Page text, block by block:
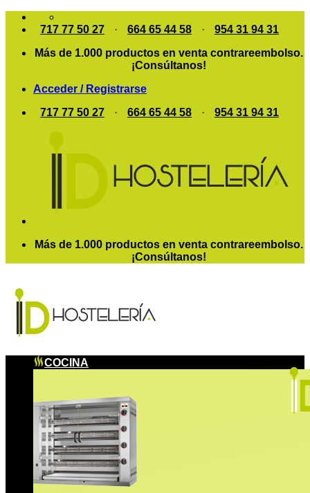
Saltar
717 77 50 27 · 664 65 44 58 ·
954 31 94 31
Más de 1.000 productos en venta contrareembolso.
¡Consúltanos!
Acceder / Registrarse
717 77 50 27
· 664 65 44 58 · 954 31 94 31
Más de 1.000 productos en venta contrareembolso.
¡Consúltanos!
COCINA